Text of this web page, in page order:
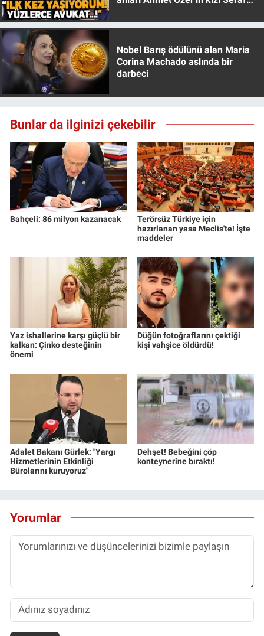
Nobel Barış ödülünü alan Maria
Corina Machado aslında bir
darbeci
Bunlar da ilginizi çekebilir
Bahçeli: 86 milyon kazanacak
Terörsüz Türkiye için
hazırlanan yasa Meclis'te! İşte
maddeler
Yaz ishallerine karşı güçlü bir
kalkan: Çinko desteğinin
önemi
Düğün fotoğraflarını çektiği
kişi vahşice öldürdü!
Adalet Bakanı Gürlek: "Yargı
Hizmetlerinin Etkinliği
Bürolarını kuruyoruz"
Dehşet! Bebeğini çöp
konteynerine bıraktı!
Yorumlar